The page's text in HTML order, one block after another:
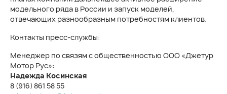
модельного ряда в России и запуск моделей,
отвечающих разнообразным потребностям клиентов.
Контакты пресс-службы:
Менеджер по связям с общественностью ООО «Джетур
Мотор Рус»:
Надежда Косинская
8 (916) 861 58 55